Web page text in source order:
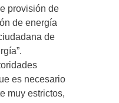
provisión de
de energía
de
es necesario
muy estrictos,